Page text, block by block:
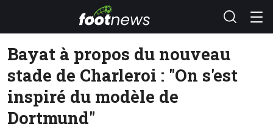
Bayat à propos du nouveau
stade de Charleroi : "On s'est
inspiré du modèle de
Dortmund"